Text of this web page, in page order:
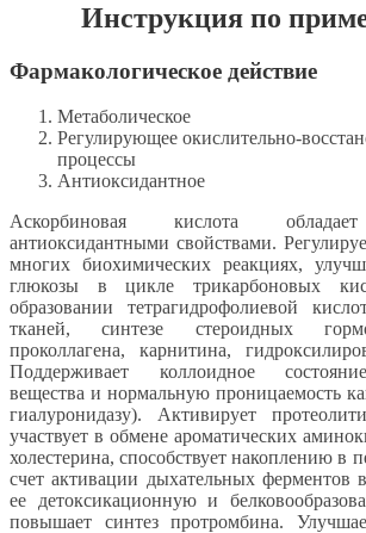
Инструкция по
Фармакологическое действие
Метаболическое
Регулирующее окислительно-
процессы
Антиоксидантное
Аскорбиновая кислота
антиоксидантными свойствами.
многих биохимических реакциях,
глюкозы в цикле трикарбоновых
образовании тетрагидрофолиевой
тканей, синтезе стероидных
проколлагена, карнитина,
Поддерживает коллоидное
вещества и нормальную проницаемость
гиалуронидазу). Активирует
участвует в обмене ароматических
холестерина, способствует накоплению в
счет активации дыхательных ферментов
ее детоксикационную и
повышает синтез протромбина.